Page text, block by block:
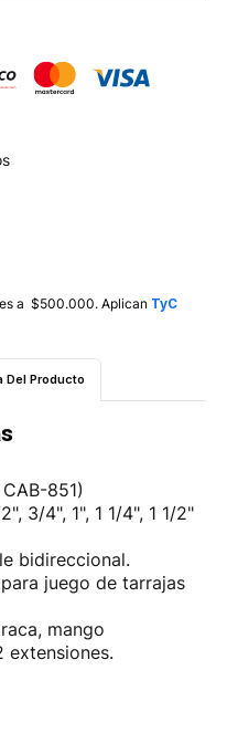
a $500.000. Aplican TyC
Del Producto
851)
3/4", 1", 1 1/4", 1 1/2"
bidireccional.
juego de tarrajas
mango
extensiones.